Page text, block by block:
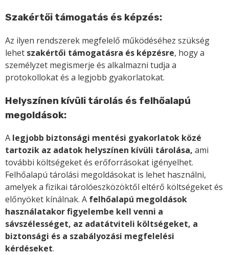
Szakértői támogatás és képzés:
Az ilyen rendszerek megfelelő működéséhez szükség
lehet szakértői támogatásra és képzésre, hogy a
személyzet megismerje és alkalmazni tudja a
protokollokat és a legjobb gyakorlatokat.
Helyszínen kívüli tárolás és felhőalapú
megoldások:
A legjobb biztonsági mentési gyakorlatok közé
tartozik az adatok helyszínen kívüli tárolása, ami
további költségeket és erőforrásokat igényelhet.
Felhőalapú tárolási megoldásokat is lehet használni,
amelyek a fizikai tárolóeszközöktől eltérő költségeket és
előnyöket kínálnak. A felhőalapú megoldások
használatakor figyelembe kell venni a
sávszélességet, az adatátviteli költségeket, a
biztonsági és a szabályozási megfelelési
kérdéseket.